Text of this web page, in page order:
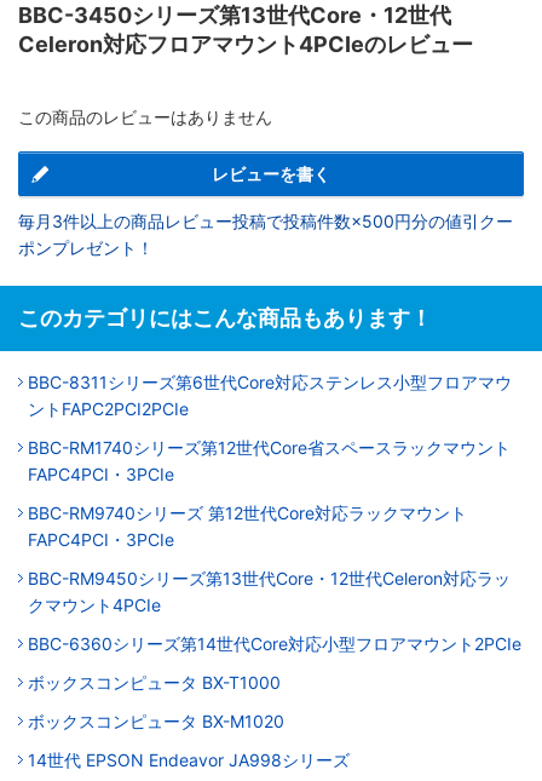
BBC-3450シリーズ第13世代Core・12世代
Celeron対応フロアマウント4PCIeのレビュー
この商品のレビューはありません
レビューを書く
毎月3件以上の商品レビュー投稿で投稿件数×500円分の値引クー
ポンプレゼント！
このカテゴリにはこんな商品もあります！
BBC-8311シリーズ第6世代Core対応ステンレス小型フロアマウ
ントFAPC2PCI2PCIe
BBC-RM1740シリーズ第12世代Core省スペースラックマウント
FAPC4PCI・3PCIe
BBC-RM9740シリーズ 第12世代Core対応ラックマウント
FAPC4PCI・3PCIe
BBC-RM9450シリーズ第13世代Core・12世代Celeron対応ラッ
クマウント4PCIe
BBC-6360シリーズ第14世代Core対応小型フロアマウント2PCIe
ボックスコンピュータ BX-T1000
ボックスコンピュータ BX-M1020
14世代 EPSON Endeavor JA998シリーズ